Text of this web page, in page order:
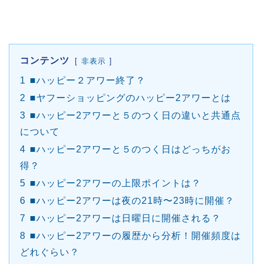
コンテンツ 非表示
1 ■ハッピー２アワー終了？
2 ■ヤフーショッピングのハッピー2アワーとは
3 ■ハッピー2アワーと５のつく日の違いと共通点
について
4 ■ハッピー2アワーと５のつく日はどっちがお
得？
5 ■ハッピー2アワーの上限ポイントは？
6 ■ハッピー2アワーは夜の21時〜23時に開催？
7 ■ハッピー2アワーは日曜日に開催される？
8 ■ハッピー2アワーの履歴から分析！開催頻度は
どれぐらい？